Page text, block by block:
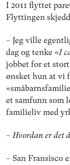
I 2011 flyttet
Flyttingen
– Jeg ville
dag og tenke «I
jobbet for et
ønsket hun at vi
et samfunn som
familieliv med
– Hvordan er det
– San Fransisco